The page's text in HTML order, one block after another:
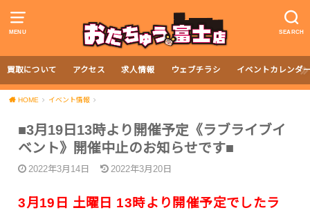
MENU SEARCH
買取について アクセス 求人情報 ウェブチラシ イベントカレンダ
HOME イベント情報
■3月19日13時より開催予定《ラブライブイ
ベント》開催中止のお知らせです■
2022年3月14日 2022年3月20日
3月19日 土曜日 13時より開催予定でしたラ